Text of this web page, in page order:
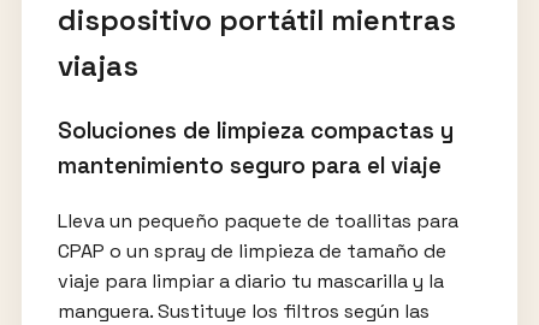
dispositivo portátil mientras
viajas
Soluciones de limpieza compactas y
mantenimiento seguro para el viaje
Lleva un pequeño paquete de toallitas para
CPAP o un spray de limpieza de tamaño de
viaje para limpiar a diario tu mascarilla y la
manguera. Sustituye los filtros según las